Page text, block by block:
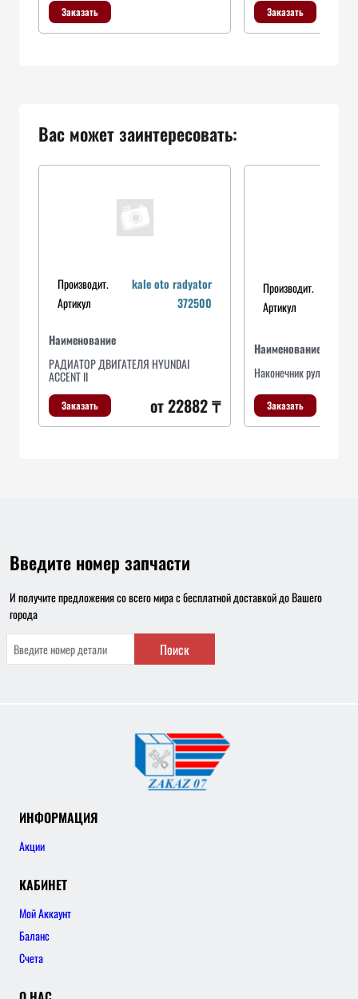
Заказать Заказать
Вас может заинтересовать:
Производит.
kale oto radyator
Артикул
372500
Наименование
РАДИАТОР ДВИГАТЕЛЯ HYUNDAI
ACCENT II
Заказать от 22882 ₸
Производит.
Артикул
Наименование
Наконечник рул. тяги
Заказать
Введите номер запчасти
И получите предложения со всего мира с бесплатной доставкой до Вашего
города
Поиск
ИНФОРМАЦИЯ
Акции
КАБИНЕТ
Мой Аккаунт
Баланс
Счета